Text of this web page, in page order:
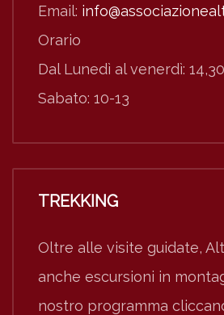
Email:
Orario
Dal Lunedì al venerdì:
Sabato: 10-13
TREKKING
Oltre alle visite guidate,
anche escursioni in
nostro programma